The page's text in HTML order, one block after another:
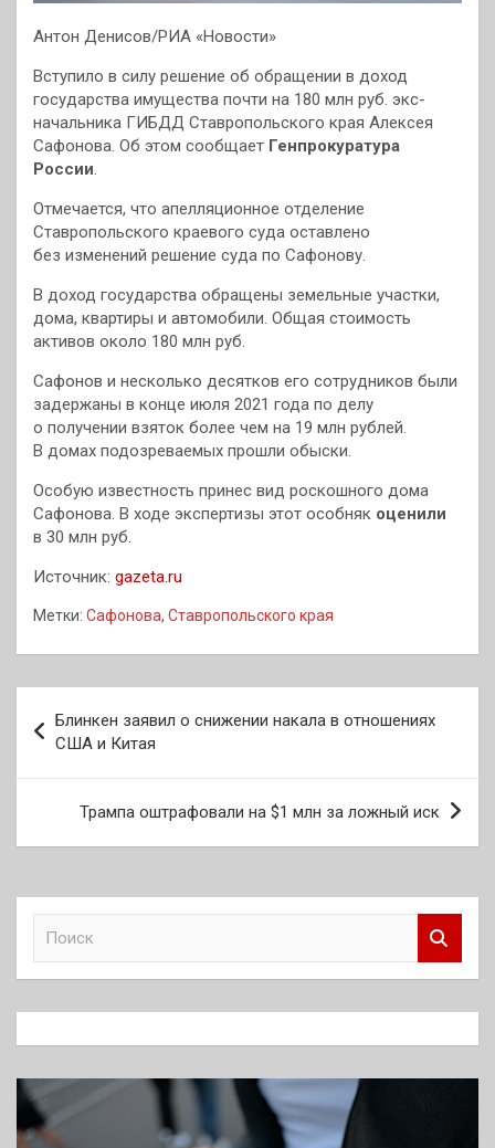
Антон Денисов/РИА «Новости»
Вступило в силу решение об обращении в доход
государства имущества почти на 180 млн руб. экс-
начальника ГИБДД Ставропольского края Алексея
Сафонова. Об этом сообщает Генпрокуратура
России.
Отмечается, что апелляционное отделение
Ставропольского краевого суда оставлено
без изменений решение суда по Сафонову.
В доход государства обращены земельные участки,
дома, квартиры и автомобили. Общая стоимость
активов около 180 млн руб.
Сафонов и несколько десятков его сотрудников были
задержаны в конце июля 2021 года по делу
о получении взяток более чем на 19 млн рублей.
В домах подозреваемых прошли обыски.
Особую известность принес вид роскошного дома
Сафонова. В ходе экспертизы этот особняк оценили
в 30 млн руб.
Источник: gazeta.ru
Метки: Сафонова, Ставропольского края
по
записям
Блинкен заявил о снижении накала в отношениях
США и Китая
Трампа оштрафовали на $1 млн за ложный иск
к